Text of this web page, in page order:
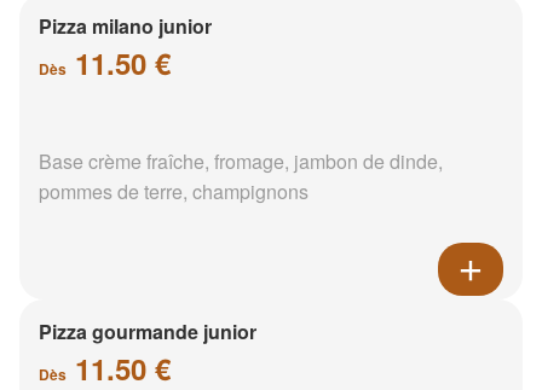
Pizza milano junior
Dès 11.50 €
Base crème fraîche, fromage, jambon de dinde,
pommes de terre, champignons
Pizza gourmande junior
Dès 11.50 €